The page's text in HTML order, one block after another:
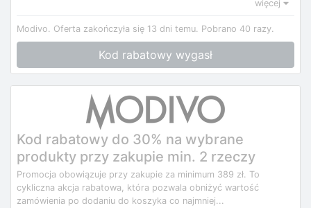
więcej
Modivo. Oferta zakończyła się 13 dni temu. Pobrano 40 razy.
Kod rabatowy wygasł
Kod rabatowy do 30% na wybrane
produkty przy zakupie min. 2 rzeczy
Promocja obowiązuje przy zakupie za minimum 389 zł. To
cykliczna akcja rabatowa, która pozwala obniżyć wartość
zamówienia po dodaniu do koszyka co najmniej...